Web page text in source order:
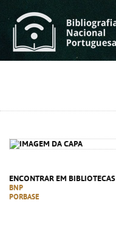
ENCONTRAR EM BIBLIOTECAS
BNP
PORBASE